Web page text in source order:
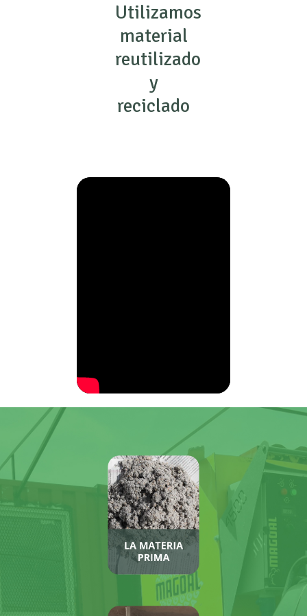
Utilizamos
material
reutilizado
y
reciclado